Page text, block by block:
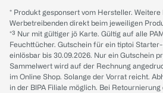
* Produkt gesponsert vom Hersteller.
Werbetreibenden direkt beim jeweiligen
*³ Nur mit gültiger jö Karte. Gültig auf alle
Feuchttücher. Gutschein für ein tiptoi
einlösbar bis 30.09.2026. Nur ein Gutschein
Sammelwert wird auf der Rechnung
im Online Shop. Solange der Vorrat reicht.
in der BIPA Filiale möglich. Bei